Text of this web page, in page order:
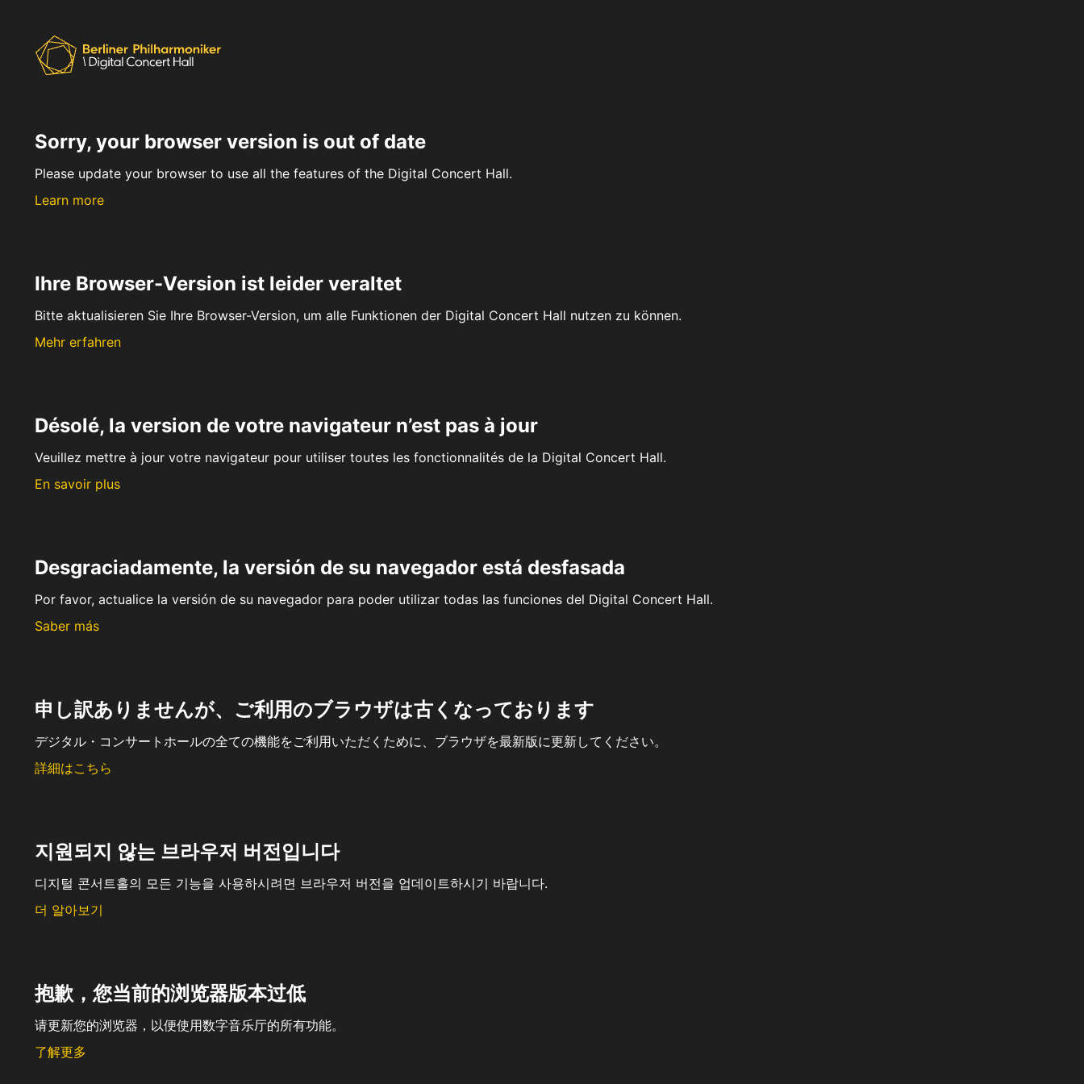
Sorry, your browser version is out of date
Please update your browser to use all the features of the Digital Concert Hall.
Learn more
Ihre Browser-Version ist leider veraltet
Bitte aktualisieren Sie Ihre Browser-Version, um alle Funktionen der Digital Concert Hall nutzen zu können.
Mehr erfahren
Désolé, la version de votre navigateur n’est pas à jour
Veuillez mettre à jour votre navigateur pour utiliser toutes les fonctionnalités de la Digital Concert Hall.
En savoir plus
Desgraciadamente, la versión de su navegador está desfasada
Por favor, actualice la versión de su navegador para poder utilizar todas las funciones del Digital Concert Hall.
Saber más
申し訳ありませんが、ご利用のブラウザは古くなっております
デジタル・コンサートホールの全ての機能をご利用いただくために、ブラウザを最新版に更新してください。
詳細はこちら
지원되지 않는 브라우저 버전입니다
디지털 콘서트홀의 모든 기능을 사용하시려면 브라우저 버전을 업데이트하시기 바랍니다.
더 알아보기
抱歉，您当前的浏览器版本过低
请更新您的浏览器，以便使用数字音乐厅的所有功能。
了解更多